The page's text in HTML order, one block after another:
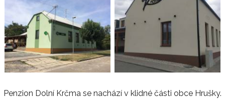
Penzion Dolní Krčma se nachází v klidné části obce Hrušky.